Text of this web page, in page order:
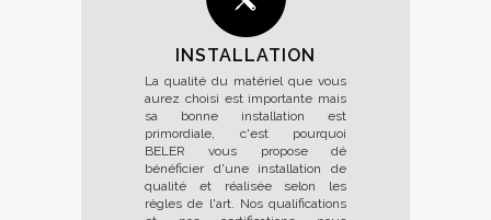
INSTALLATION
La qualité du matériel que vous
aurez choisi est importante mais
sa bonne installation est
primordiale, c'est pourquoi
BELER vous propose dé
bénéficier d'une installation de
qualité et réalisée selon les
règles de l'art. Nos qualifications